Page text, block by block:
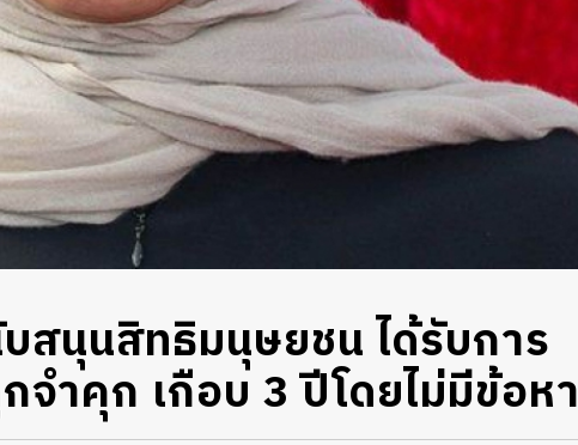
สนุนสิทธิมนุษยชน ได้รับการ
ำคุก เกือบ 3 ปีโดยไม่มีข้อหา